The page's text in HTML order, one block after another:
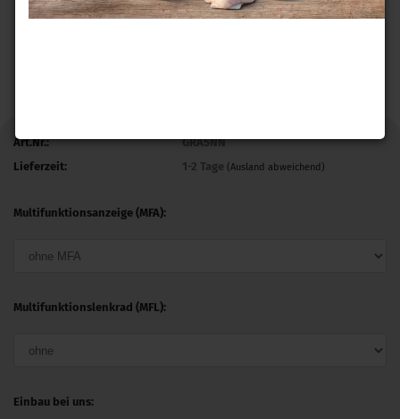
Art.Nr.:
GRA5NN
Lieferzeit:
1-2 Tage(Ausland abweichend)
Multifunktionsanzeige (MFA):
Multifunktionslenkrad (MFL):
Einbau bei uns: